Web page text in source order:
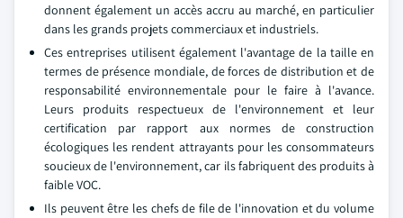
donnent également un accès accru au marché, en particulier
dans les grands projets commerciaux et industriels.
Ces entreprises utilisent également l'avantage de la taille en
termes de présence mondiale, de forces de distribution et de
responsabilité environnementale pour le faire à l'avance.
Leurs produits respectueux de l'environnement et leur
certification par rapport aux normes de construction
écologiques les rendent attrayants pour les consommateurs
soucieux de l'environnement, car ils fabriquent des produits à
faible VOC.
Ils peuvent être les chefs de file de l'innovation et du volume